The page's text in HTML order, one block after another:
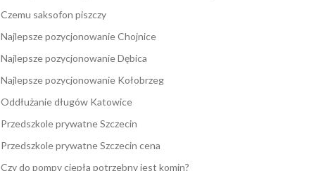
Czemu saksofon piszczy
Najlepsze pozycjonowanie Chojnice
Najlepsze pozycjonowanie Dębica
Najlepsze pozycjonowanie Kołobrzeg
Oddłużanie długów Katowice
Przedszkole prywatne Szczecin
Przedszkole prywatne Szczecin cena
Czy do pompy ciepła potrzebny jest komin?